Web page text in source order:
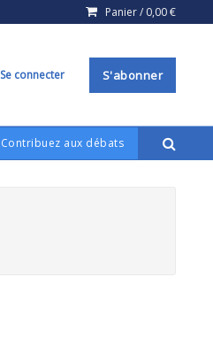
Panier / 0,00€
Se connecter S'abonner
Contribuez aux débats